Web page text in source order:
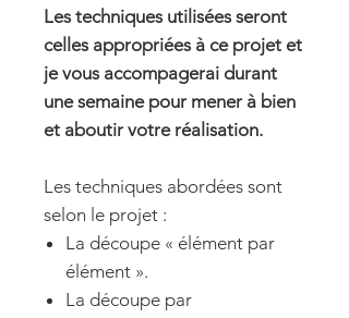
Les techniques utilisées seront
celles appropriées à ce projet et
je vous accompagerai durant
une semaine pour mener à bien
et aboutir votre réalisation.
Les techniques abordées sont
selon le projet :
La découpe « élément par
élément ».
La découpe par